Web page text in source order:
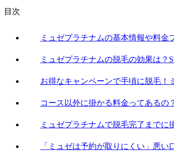
目次
ミュゼプラチナムの基本情報や料金
ミュゼプラチナムの脱毛の効果は？
お得なキャンペーンで手頃に脱毛！
コース以外に掛かる料金ってあるの
ミュゼプラチナムで脱毛完了までに
「ミュゼは予約が取りにくい」悪い